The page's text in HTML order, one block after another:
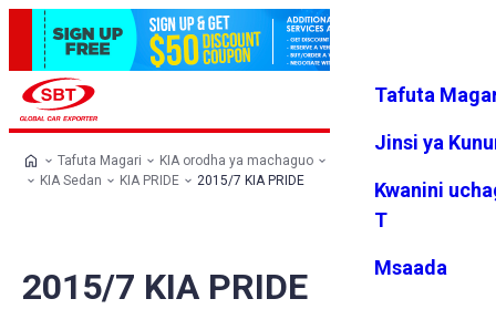
Vipendw
Menyu
Tafuta
Jinsi ya
Kwanini
T
Msaada
Tafuta Magari KIA orodha ya machaguo
KIA Sedan
KIA PRIDE 2015/7 KIA PRIDE
2015/7 KIA PRIDE